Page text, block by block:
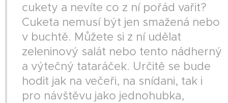
cukety a nevíte co z ní pořád vařit?
Cuketa nemusí být jen smažená nebo
v buchtě. Můžete si z ní udělat
zeleninový salát nebo tento nádherný
a výtečný tataráček. Určitě se bude
hodit jak na večeři, na snídani, tak i
pro návštěvu jako jednohubka,